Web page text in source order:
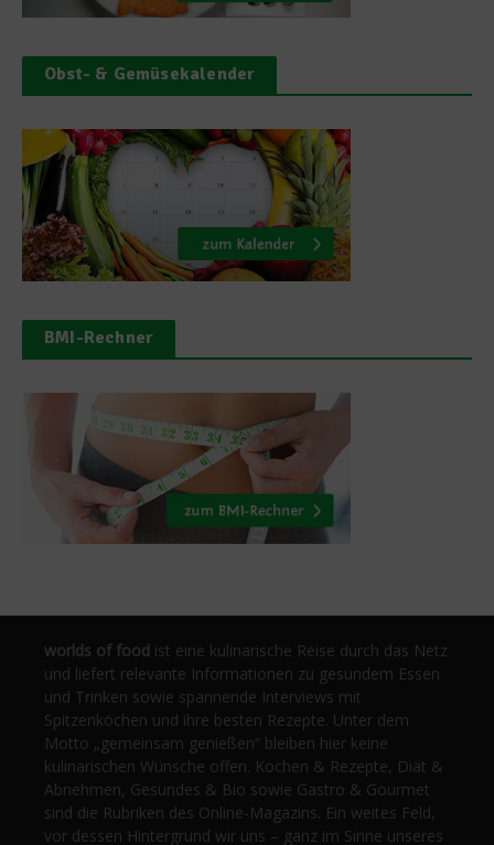
Obst- & Gemüsekalender
BMI-Rechner
worlds of food ist eine kulinarische Reise durch das Netz
und liefert relevante Informationen zu gesundem Essen
und Trinken sowie spannende Interviews mit
Spitzenköchen und ihre besten Rezepte. Unter dem
Motto „gemeinsam genießen“ bleiben hier keine
kulinarischen Wünsche offen. Kochen & Rezepte, Diät &
Abnehmen, Gesundes & Bio sowie Gastro & Gourmet
sind die Rubriken des Online-Magazins. Ein weites Feld,
vor dessen Hintergrund wir uns – ganz im Sinne unseres